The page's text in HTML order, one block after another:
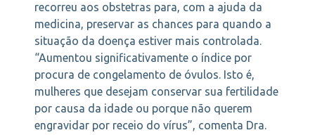
recorreu aos obstetras para, com a ajuda da
medicina, preservar as chances para quando a
situação da doença estiver mais controlada.
“Aumentou significativamente o índice por
procura de congelamento de óvulos. Isto é,
mulheres que desejam conservar sua fertilidade
por causa da idade ou porque não querem
engravidar por receio do vírus”, comenta Dra.